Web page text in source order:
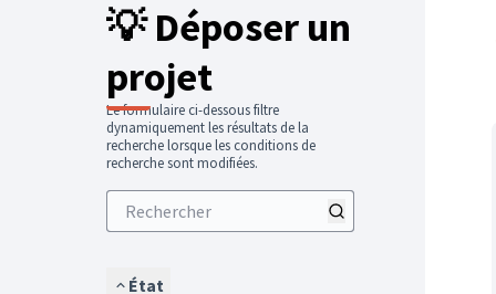
💡 Déposer un
projet
Le formulaire ci-dessous filtre
dynamiquement les résultats de la
recherche lorsque les conditions de
recherche sont modifiées.
État